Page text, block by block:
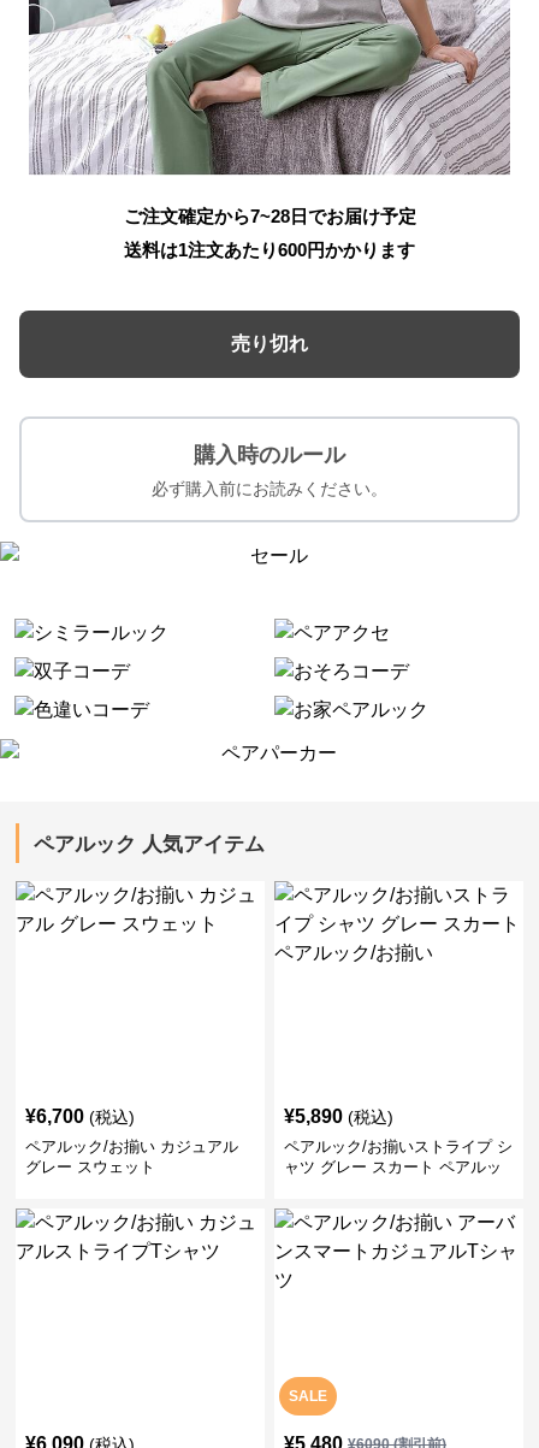
ご注文確定から7~28日でお届け予定
送料は1注文あたり600円かかります
売り切れ
購入時のルール
必ず購入前にお読みください。
ペアルック 人気アイテム
¥6,700 (税込)
ペアルック/お揃い カジュアル
グレー スウェット
¥5,890 (税込)
ペアルック/お揃いストライプ シ
ャツ グレー スカート ペアルッ
¥6,090 (税込)
SALE
¥5,480 ¥6090(割引前)